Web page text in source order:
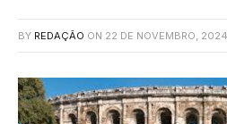
BY REDAÇÃO ON 22 DE NOVEMBRO, 2024